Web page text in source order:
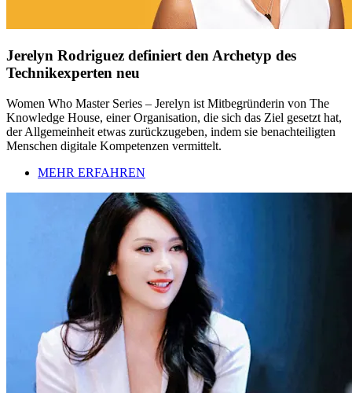
Jerelyn Rodriguez definiert den Archetyp des
Technikexperten neu
Women Who Master Series – Jerelyn ist Mitbegründerin von The
Knowledge House, einer Organisation, die sich das Ziel gesetzt hat,
der Allgemeinheit etwas zurückzugeben, indem sie benachteiligten
Menschen digitale Kompetenzen vermittelt.
MEHR ERFAHREN